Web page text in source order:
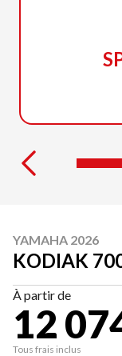
YAMAHA 2026
KODIAK
À partir de
12
Tous frais inclus